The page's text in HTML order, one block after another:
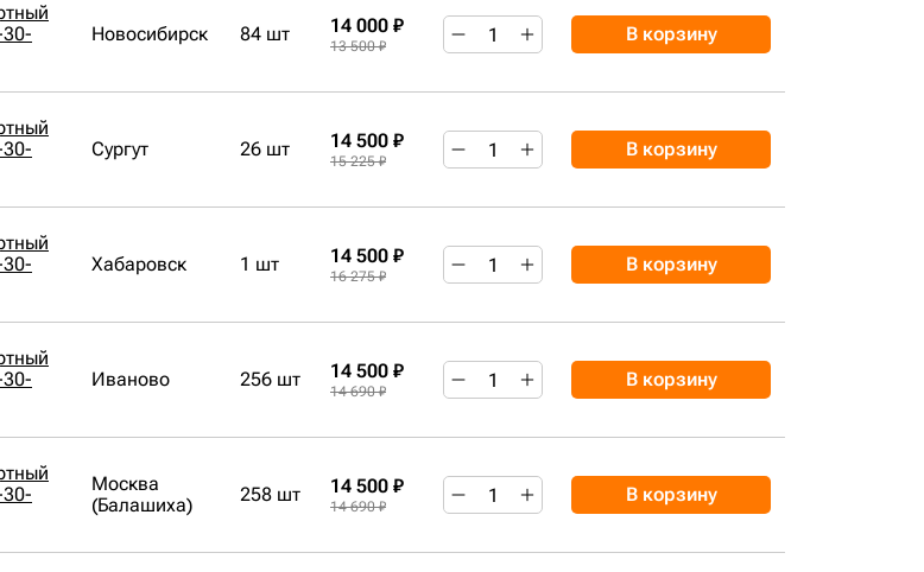
Новосибирск 84 шт 14 000 ₽
13 500 ₽
В корзину
Сургут 26 шт 14 500 ₽
15 225 ₽
В корзину
Хабаровск 1 шт 14 500 ₽
16 275 ₽
В корзину
Иваново 256 шт 14 500 ₽
14 690 ₽
В корзину
Москва
(Балашиха)
258 шт 14 500 ₽
14 690 ₽
В корзину